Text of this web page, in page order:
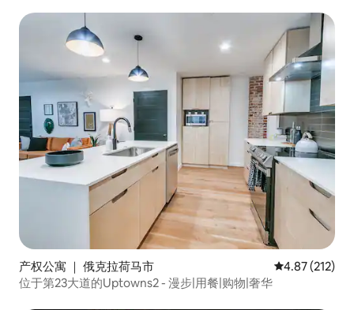
产权公寓 ｜ 俄克拉荷马市 平均评分 4.87
4.87 (212)
位于第23大道的Uptowns2 - 漫步|用餐|购物|奢华